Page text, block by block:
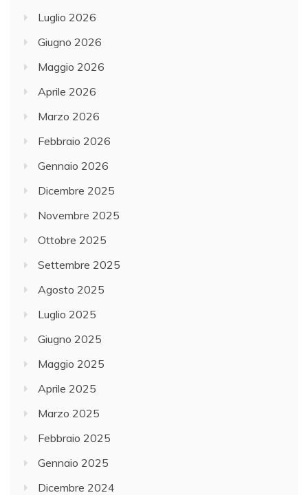
Luglio 2026
Giugno 2026
Maggio 2026
Aprile 2026
Marzo 2026
Febbraio 2026
Gennaio 2026
Dicembre 2025
Novembre 2025
Ottobre 2025
Settembre 2025
Agosto 2025
Luglio 2025
Giugno 2025
Maggio 2025
Aprile 2025
Marzo 2025
Febbraio 2025
Gennaio 2025
Dicembre 2024